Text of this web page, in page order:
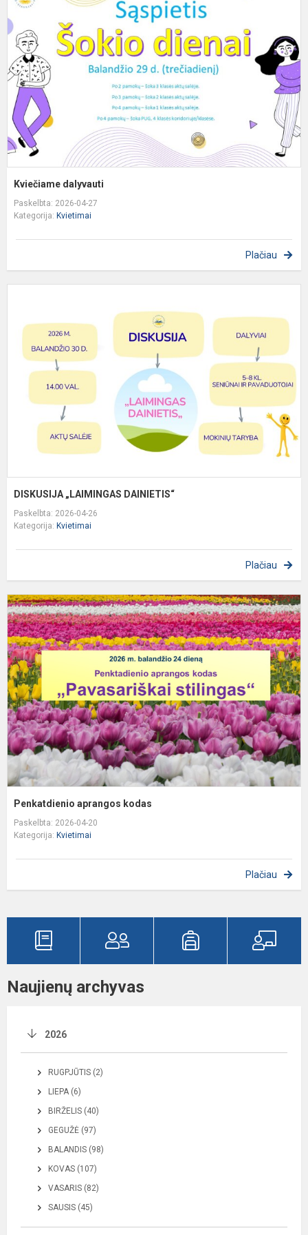
Kviečiame dalyvauti​
Paskelbta: 2026-04-27
Kategorija: Kvietimai
Plačiau
DISKUSIJA „LAIMINGAS DAINIETIS“
Paskelbta: 2026-04-26
Kategorija: Kvietimai
Plačiau
Penkatdienio aprangos kodas
Paskelbta: 2026-04-20
Kategorija: Kvietimai
Plačiau
Naujienų archyvas
2026
RUGPJŪTIS (2)
LIEPA (6)
BIRŽELIS (40)
GEGUŽĖ (97)
BALANDIS (98)
KOVAS (107)
VASARIS (82)
SAUSIS (45)